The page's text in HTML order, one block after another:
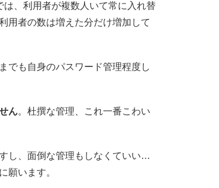
、利用者が複数人いて常に入れ替
用者の数は増えた分だけ増加して
でも自身のパスワード管理程度し
ん。杜撰な管理、これ一番こわい
し、面倒な管理もしなくていい…
願います。